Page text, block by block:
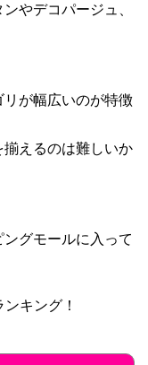
やデコパージュ、
が幅広いのが特徴
えるのは難しいか
グモールに入って
キング！